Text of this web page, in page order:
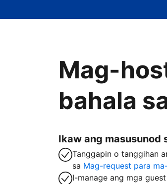
Mag-
bahala
Ikaw ang masusunod
Tanggapin o tanggihan
sa Mag-request para
I-manage ang mga